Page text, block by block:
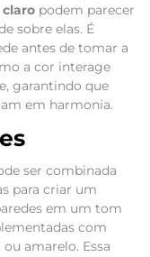
podem parecer
sobre elas. É
antes de tomar a
a cor interage
garantindo que
em harmonia.
ser combinada
para criar um
em um tom
com
amarelo. Essa